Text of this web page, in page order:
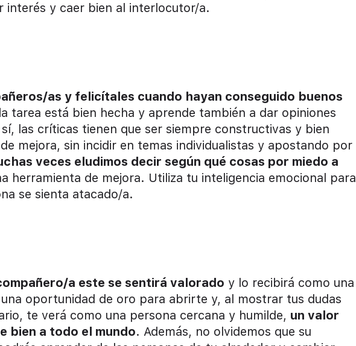
interés y caer bien al interlocutor/a.
as y felicítales cuando hayan conseguido buenos
tarea está bien hecha y aprende también a dar opiniones
las críticas tienen que ser siempre constructivas y bien
mejora, sin incidir en temas individualistas y apostando por
veces eludimos decir según qué cosas por miedo a
herramienta de mejora. Utiliza tu inteligencia emocional para
se sienta atacado/a.
a este se sentirá valorado y lo recibirá como una
oportunidad de oro para abrirte y, al mostrar tus dudas
te verá como una persona cercana y humilde, un valor
bien a todo el mundo. Además, no olvidemos que su